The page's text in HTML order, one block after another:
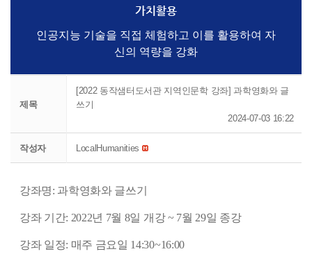
가치활용
인공지능 기술을 직접 체험하고 이를 활용하여 자
신의 역량을 강화
제목
[2022 동작샘터도서관 지역인문학 강좌] 과학영화와 글
쓰기
2024-07-03 16:22
작성자 LocalHumanities
강좌명: 과학영화와 글쓰기
강좌 기간: 2022년 7월 8일 개강 ~ 7월 29일 종강
강좌 일정: 매주 금요일 14:30~16:00